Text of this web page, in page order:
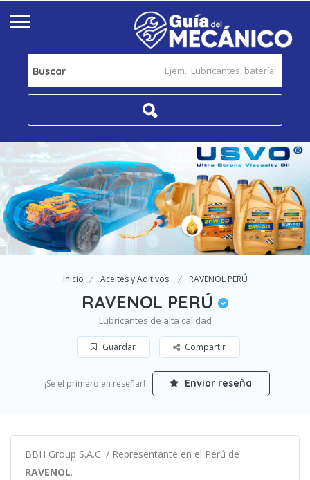
Buscar
Inicio Aceites y Aditivos RAVENOL PERÚ
RAVENOL PERÚ
Lubricantes de alta calidad
Guardar Compartir
¡Sé el primero en reseñar! Enviar reseña
BBH Group S.A.C. / Representante en el Perú de
RAVENOL.